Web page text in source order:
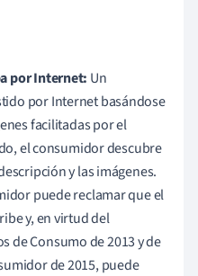
por Internet: Un
por Internet basándose
facilitadas por el
el consumidor descubre
y las imágenes.
puede reclamar que el
y, en virtud del
de Consumo de 2013 y de
de 2015, puede